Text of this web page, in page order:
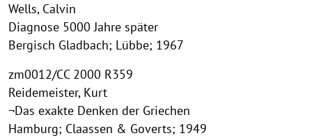
Wells, Calvin
Diagnose 5000 Jahre später
Bergisch Gladbach; Lübbe; 1967
zm0012/CC 2000 R359
Reidemeister, Kurt
¬Das exakte Denken der Griechen
Hamburg; Claassen & Goverts; 1949